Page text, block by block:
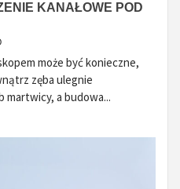
KANAŁOWE POD
może być konieczne,
zęba ulegnie
martwicy, a budowa...